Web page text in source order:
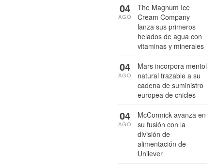
The Magnum Ice
Cream Company
lanza sus primeros
helados de agua con
vitaminas y minerales
04
AGO
Mars incorpora mentol
natural trazable a su
cadena de suministro
europea de chicles
04
AGO
McCormick avanza en
su fusión con la
división de
alimentación de
Unilever
04
AGO